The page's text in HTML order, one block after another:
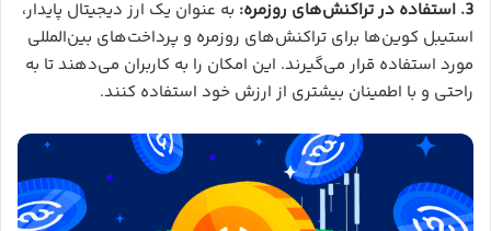
3. استفاده در تراکنش‌های روزمره:
به عنوان یک ارز دیجیتال پایدار،
استیبل کوین‌ها برای تراکنش‌های روزمره و پرداخت‌های بین‌المللی
مورد استفاده قرار می‌گیرند. این امکان را به کاربران می‌دهند تا به
راحتی و با اطمینان بیشتری از ارزش خود استفاده کنند.